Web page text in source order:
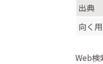
出典
向く
Web検